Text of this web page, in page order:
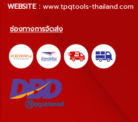
WEBSITE : www.tpqtools-thailand.com
ช่องทางการจัดส่ง